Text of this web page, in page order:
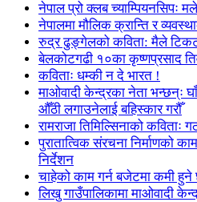
नेपाल प्रो क्लब च्याम्पियनसिपः
नेपालमा मौलिक क्रान्ति र
रुद्र ढुङ्गेलको कविता: मैले
बेलकोटगढी १०का कृष्णप्रसाद
कविताः धम्की न दे भारत !
माओवादी केन्द्रका नेता भन्छन्ः
औँठी लगाउनेलाई बहिस्कार गरौँ
रामराजा तिमिल्सिनाको कविताः
पुरातात्विक संरचना निर्माणको
निर्देशन
चाहेको काम गर्न बजेटमा कमी हुने
लिखु गाउँपालिकामा माओवादी